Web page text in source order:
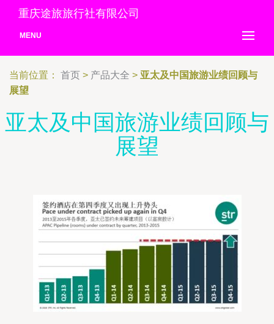
重庆途旅旅行社有限公司
MENU
当前位置： 首页 > 产品大全 > 亚太及中国旅游业绩回顾与
展望
亚太及中国旅游业绩回顾与
展望